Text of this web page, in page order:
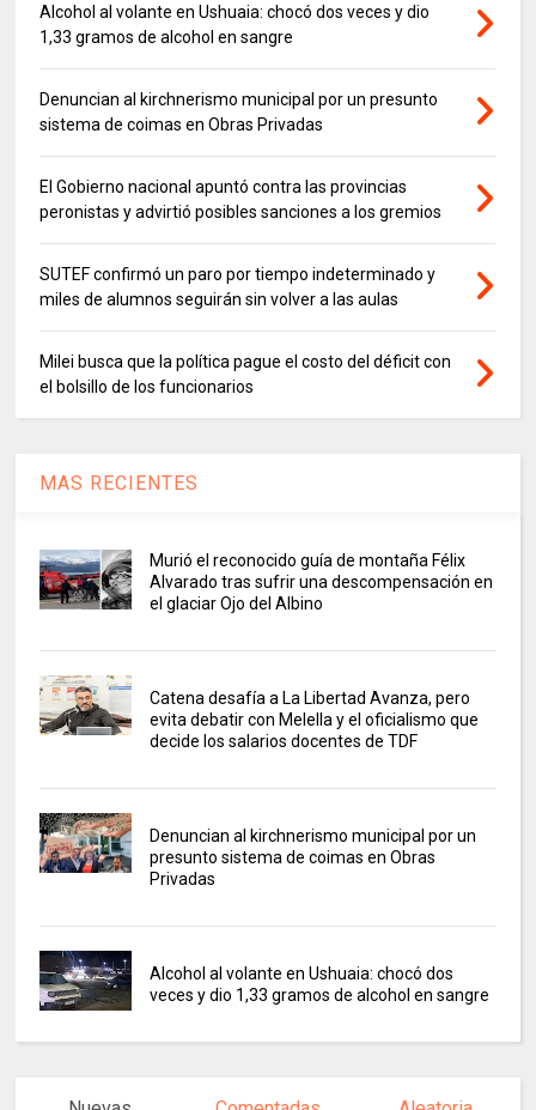
Alcohol al volante en Ushuaia: chocó dos veces y dio
1,33 gramos de alcohol en sangre
Denuncian al kirchnerismo municipal por un presunto
sistema de coimas en Obras Privadas
El Gobierno nacional apuntó contra las provincias
peronistas y advirtió posibles sanciones a los gremios
SUTEF confirmó un paro por tiempo indeterminado y
miles de alumnos seguirán sin volver a las aulas
Milei busca que la política pague el costo del déficit con
el bolsillo de los funcionarios
MAS RECIENTES
Murió el reconocido guía de montaña Félix
Alvarado tras sufrir una descompensación en
el glaciar Ojo del Albino
Catena desafía a La Libertad Avanza, pero
evita debatir con Melella y el oficialismo que
decide los salarios docentes de TDF
Denuncian al kirchnerismo municipal por un
presunto sistema de coimas en Obras
Privadas
Alcohol al volante en Ushuaia: chocó dos
veces y dio 1,33 gramos de alcohol en sangre